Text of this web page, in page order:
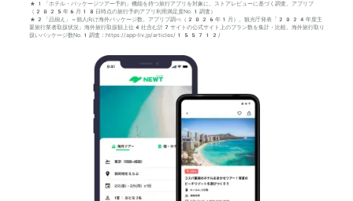
*1「ホテル・パッケージツアー予約」機能を持つ旅行アプリを対象に、ストアレビューに基づく調査。アプリブ
（2025年6月18日時点の旅行予約アプリ利用満足度No.1調査）
*2「品揃え」＝個人向け海外パッケージ数。アプリブ調べ（2026年1月）。観光庁発表「2024年度主
要旅行業者取扱状況」海外旅行取扱額上位4社含む計7サイトの公式サイト上のプラン数を集計・比較。海外旅行取り
扱いパッケージ数No.1調査：https://app-liv.jp/articles/155712/